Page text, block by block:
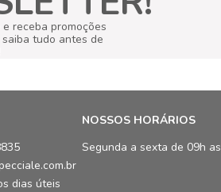
receba promoções
tudo antes de
dias úteis
NOSSOS HORÁRIOS
Segunda a sexta de 09h